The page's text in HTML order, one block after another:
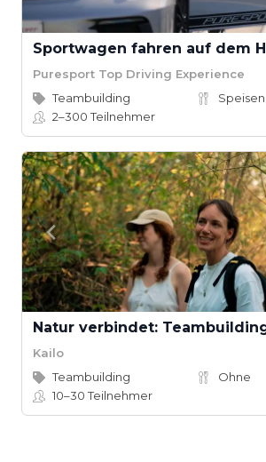
Puresport Top Driving Experience
Teambuilding
2–300Teilnehmer
Kailo
Teambuilding
Ohne
10–30Teilnehmer